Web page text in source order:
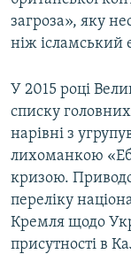
загроза», яку
ніж ісламський
У 2015 році
списку
нарівні з
лихоманкою
кризою.
переліку
Кремля щодо
присутності в